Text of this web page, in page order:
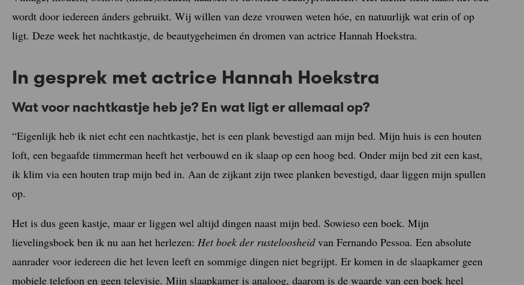
wordt door iedereen ánders gebruikt. Wij willen van deze vrouwen weten hóe, en natuurlijk wat erin of op
ligt. Deze week het nachtkastje, de beautygeheimen én dromen van actrice Hannah Hoekstra.
In gesprek met actrice Hannah Hoekstra
Wat voor nachtkastje heb je? En wat ligt er allemaal op?
“Eigenlijk heb ik niet echt een nachtkastje, het is een plank bevestigd aan mijn bed. Mijn huis is een houten
loft, een begaafde timmerman heeft het verbouwd en ik slaap op een hoog bed. Onder mijn bed zit een kast,
ik klim via een houten trap mijn bed in. Aan de zijkant zijn twee planken bevestigd, daar liggen mijn spullen
op.
Het is dus geen kastje, maar er liggen wel altijd dingen naast mijn bed. Sowieso een boek. Mijn
lievelingsboek ben ik nu aan het herlezen: Het boek der rusteloosheidvan Fernando Pessoa. Een absolute
aanrader voor iedereen die het leven leeft en sommige dingen niet begrijpt. Er komen in de slaapkamer geen
mobiele telefoon en geen televisie. Mijn slaapkamer is analoog, daarom is de waarde van een boek heel